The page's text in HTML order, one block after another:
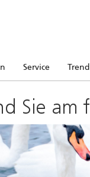
Service
Sie